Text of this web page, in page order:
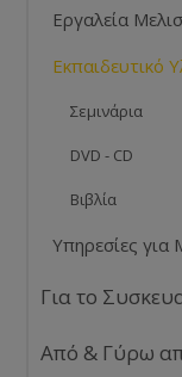
Εργαλεία
Εκπαιδευτικό
Σεμινάρια
DVD - CD
Βιβλία
Υπηρεσίες για
Για το
Από & Γύρω